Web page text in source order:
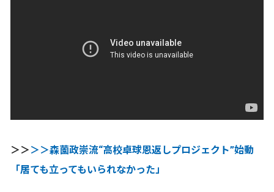
＞＞ ＞＞森薗政崇流“高校卓球恩返しプロジェクト”始動
「居ても立ってもいられなかった」